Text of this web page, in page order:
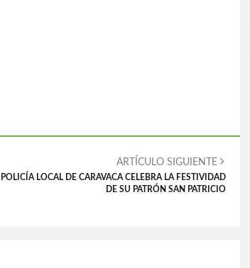
ARTÍCULO SIGUIENTE
POLICÍA LOCAL DE CARAVACA CELEBRA LA FESTIVIDAD
DE SU PATRÓN SAN PATRICIO